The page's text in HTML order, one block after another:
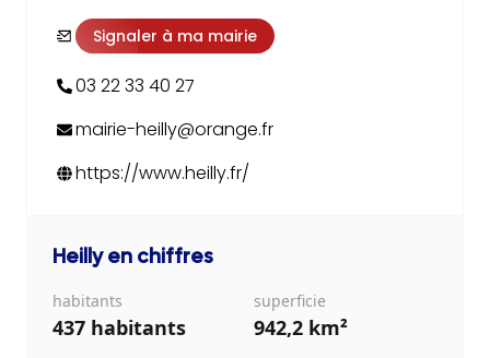
Signaler à ma mairie
03 22 33 40 27
mairie-heilly@orange.fr
https://www.heilly.fr/
Heillyen chiffres
habitants
437 habitants
superficie
942,2 km²